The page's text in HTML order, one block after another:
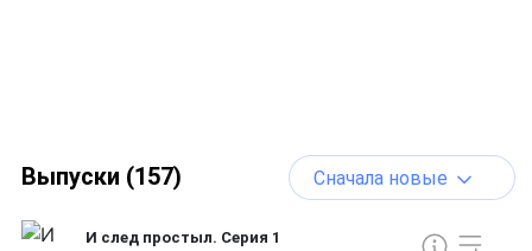
Выпуски (157) Сначала новые
И след простыл. Серия 1